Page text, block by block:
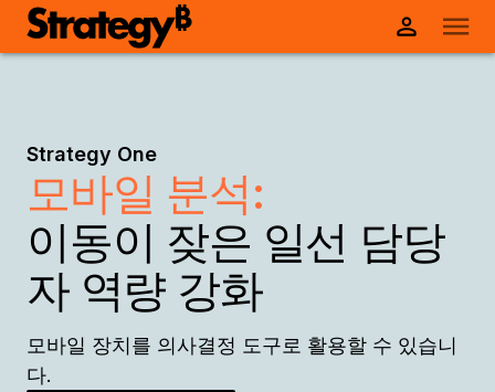
Strategy One
모바일 분석:
이동이 잦은 일선 담당
자 역량 강화
모바일 장치를 의사결정 도구로 활용할 수 있습니
다.